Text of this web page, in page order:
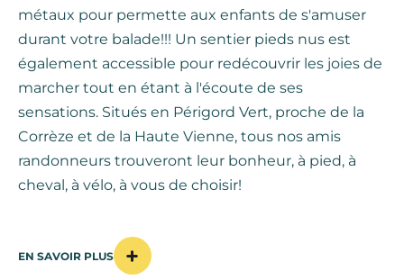
métaux pour permette aux enfants de s'amuser
durant votre balade!!! Un sentier pieds nus est
également accessible pour redécouvrir les joies de
marcher tout en étant à l'écoute de ses
sensations. Situés en Périgord Vert, proche de la
Corrèze et de la Haute Vienne, tous nos amis
randonneurs trouveront leur bonheur, à pied, à
cheval, à vélo, à vous de choisir!
EN SAVOIR PLUS